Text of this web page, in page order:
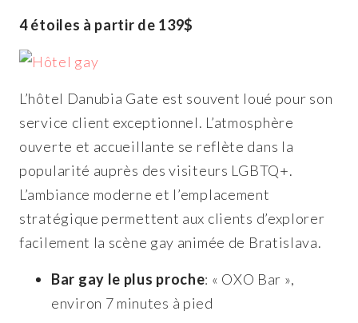
4 étoiles à partir de 139$
L’hôtel Danubia Gate est souvent loué pour son
service client exceptionnel. L’atmosphère
ouverte et accueillante se reflète dans la
popularité auprès des visiteurs LGBTQ+.
L’ambiance moderne et l’emplacement
stratégique permettent aux clients d’explorer
facilement la scène gay animée de Bratislava.
Bar gay le plus proche: « OXO Bar »,
environ 7 minutes à pied